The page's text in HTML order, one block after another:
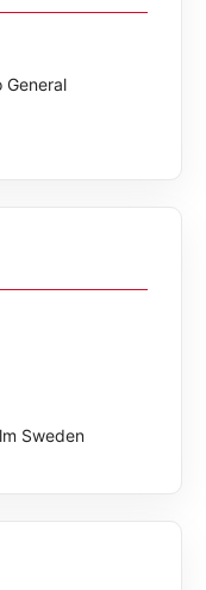
General
Sweden